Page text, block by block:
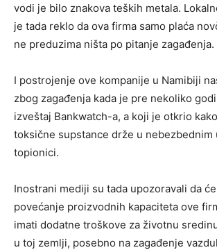
vodi je bilo znakova teških metala.
je tada reklo da ova firma samo plaća
ne preduzima ništa po pitanje zagađenja.
I postrojenje ove kompanije u Namibiji
zbog zagađenja kada je pre nekoliko
izveštaj Bankwatch-a, a koji je otkrio
toksične supstance drže u nebezbednim
topionici.
Inostrani mediji su tada upozoravali da
povećanje proizvodnih kapaciteta ove
imati dodatne troškove za životnu
u toj zemlji, posebno na zagađenje